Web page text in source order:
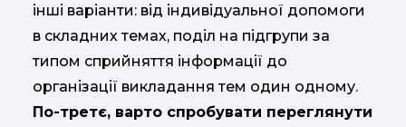
інші варіанти: від індивідуальної допомоги
в складних темах, поділ на підгрупи за
типом сприйняття інформації до
організації викладання тем один одному.
По-третє, варто спробувати переглянути